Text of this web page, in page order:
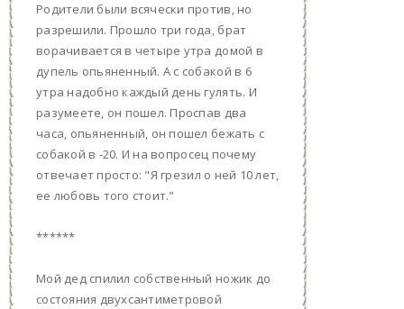
Родители были всячески против, но
разрешили. Прошло три года, брат
ворачивается в четыре утра домой в
дупель опьяненный. А с собакой в 6
утра надобно каждый день гулять. И
разумеете, он пошел. Проспав два
часа, опьяненный, он пошел бежать с
собакой в -20. И на вопросец почему
отвечает просто: "Я грезил о ней 10 лет,
ее любовь того стоит."
******
Мой дед спилил собственный ножик до
состояния двухсантиметровой